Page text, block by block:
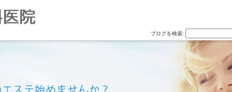
ブログを検索: